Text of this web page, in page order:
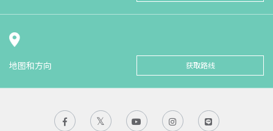
地图和方向 获取路线